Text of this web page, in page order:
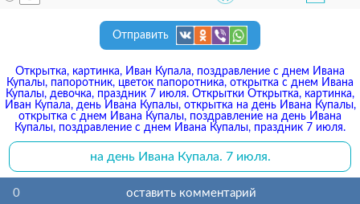
Отправить
Открытка, картинка, Иван Купала, поздравление с днем Ивана
Купалы, папоротник, цветок папоротника, открытка с днем Ивана
Купалы, девочка, праздник 7 июля. Открытки Открытка, картинка,
Иван Купала, день Ивана Купалы, открытка на день Ивана Купалы,
открытка с днем Ивана Купалы, поздравление на день Ивана
Купалы, поздравление с днем Ивана Купалы, праздник 7 июля.
на день Ивана Купала. 7 июля.
0 оставить комментарий